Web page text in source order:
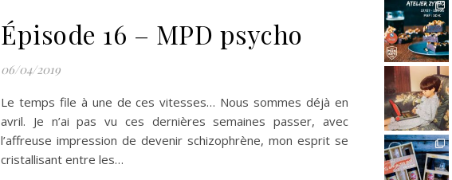
Épisode 16 – MPD psycho
06/04/2019
Le temps file à une de ces vitesses… Nous sommes déjà en
avril. Je n’ai pas vu ces dernières semaines passer, avec
l’affreuse impression de devenir schizophrène, mon esprit se
cristallisant entre les…
C’est déjà mercredi !
Viens
] Ce week-end marque